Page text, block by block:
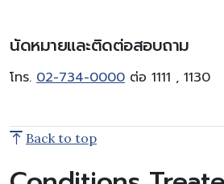
นัดหมายและติดต่อสอบถาม
โทร. 02-734-0000 ต่อ 1111 , 1130
Back to top